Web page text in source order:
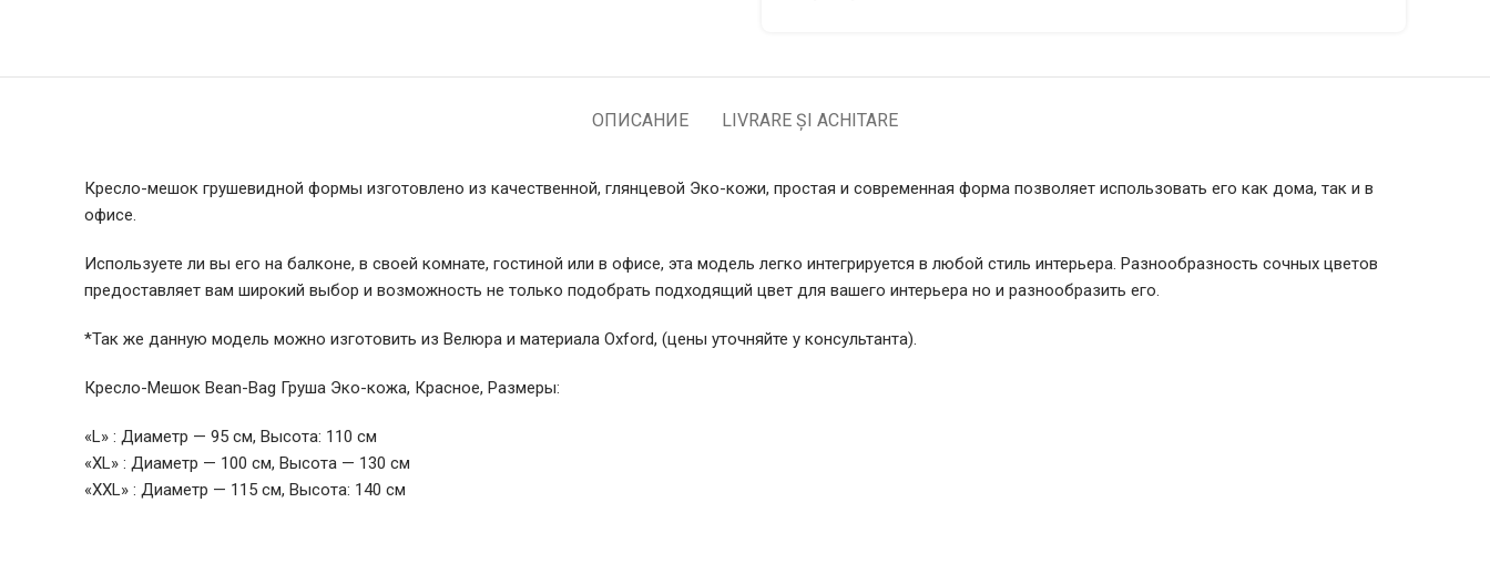
ОПИСАНИЕ LIVRARE ȘI ACHITARE
Кресло-мешок грушевидной формы изготовлено из качественной, глянцевой Эко-кожи, простая и современная форма позволяет использовать его как дома, так и в
офисе.
Используете ли вы его на балконе, в своей комнате, гостиной или в офисе, эта модель легко интегрируется в любой стиль интерьера. Разнообразность сочных цветов
предоставляет вам широкий выбор и возможность не только подобрать подходящий цвет для вашего интерьера но и разнообразить его.
*Так же данную модель можно изготовить из Велюра и материала Oxford, (цены уточняйте у консультанта).
Кресло-Мешок Bean-Bag Груша Эко-кожа, Красное, Размеры:
«L» : Диаметр — 95 см, Высота: 110 см
«XL» : Диаметр — 100 см, Высота — 130 см
«XXL» : Диаметр — 115 см, Высота: 140 см